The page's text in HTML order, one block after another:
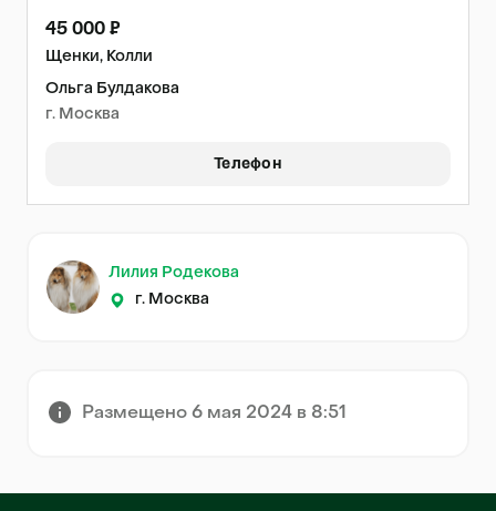
45 000 ₽
Щенки, Колли
Ольга Булдакова
г. Москва
Телефон
Лилия Родекова
г. Москва
Размещено 6 мая 2024 в 8:51